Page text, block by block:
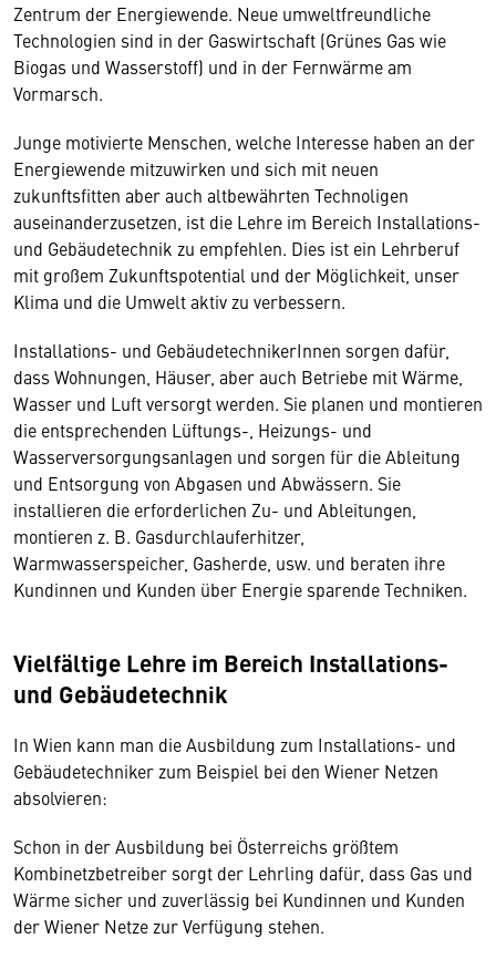
Zentrum der Energiewende. Neue umweltfreundliche
Technologien sind in der Gaswirtschaft (Grünes Gas wie
Biogas und Wasserstoff) und in der Fernwärme am
Vormarsch.
Junge motivierte Menschen, welche Interesse haben an der
Energiewende mitzuwirken und sich mit neuen
zukunftsfitten aber auch altbewährten Technoligen
auseinanderzusetzen, ist die Lehre im Bereich Installations-
und Gebäudetechnik zu empfehlen. Dies ist ein Lehrberuf
mit großem Zukunftspotential und der Möglichkeit, unser
Klima und die Umwelt aktiv zu verbessern.
Installations- und GebäudetechnikerInnen sorgen dafür,
dass Wohnungen, Häuser, aber auch Betriebe mit Wärme,
Wasser und Luft versorgt werden. Sie planen und montieren
die entsprechenden Lüftungs-, Heizungs- und
Wasserversorgungsanlagen und sorgen für die Ableitung
und Entsorgung von Abgasen und Abwässern. Sie
installieren die erforderlichen Zu- und Ableitungen,
montieren z. B. Gasdurchlauferhitzer,
Warmwasserspeicher, Gasherde, usw. und beraten ihre
Kundinnen und Kunden über Energie sparende Techniken.
Vielfältige Lehre im Bereich Installations-
und Gebäudetechnik
In Wien kann man die Ausbildung zum Installations- und
Gebäudetechniker zum Beispiel bei den Wiener Netzen
absolvieren:
Schon in der Ausbildung bei Österreichs größtem
Kombinetzbetreiber sorgt der Lehrling dafür, dass Gas und
Wärme sicher und zuverlässig bei Kundinnen und Kunden
der Wiener Netze zur Verfügung stehen.